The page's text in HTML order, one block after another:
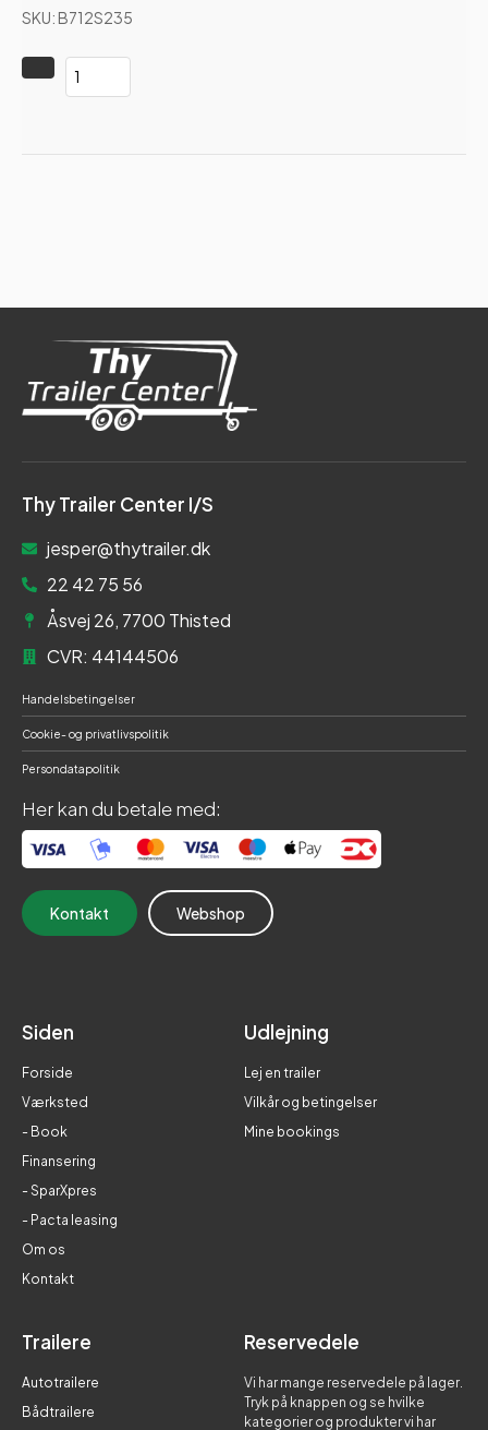
SKU: B712S235
Thy Trailer Center I/S
jesper@thytrailer.dk
22 42 75 56
Åsvej 26, 7700 Thisted
CVR: 44144506
Handelsbetingelser
Cookie- og privatlivspolitik
Persondatapolitik
Her kan du betale med:
Kontakt Webshop
Siden
Forside
Værksted
- Book
Finansering
- SparXpres
- Pacta leasing
Om os
Kontakt
Udlejning
Lej en trailer
Vilkår og betingelser
Mine bookings
Trailere
Autotrailere
Bådtrailere
Reservedele
Vi har mange reservedele på lager.
Tryk på knappen og se hvilke
kategorier og produkter vi har